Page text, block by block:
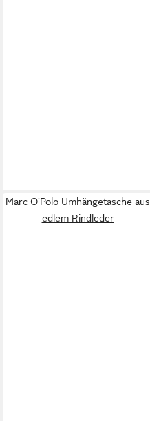
Marc O'Polo Umhängetasche aus
edlem Rindleder